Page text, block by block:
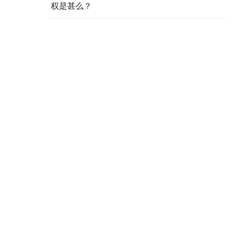
权是甚么？